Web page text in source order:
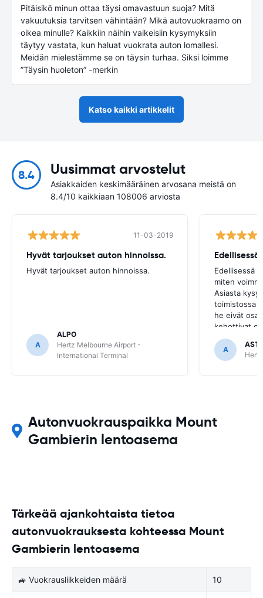
Pitäisikö minun ottaa täysi omavastuun suoja? Mitä
vakuutuksia tarvitsen vähintään? Mikä autovuokraamo on
oikea minulle? Kaikkiin näihin vaikeisiin kysymyksiin
täytyy vastata, kun haluat vuokrata auton lomallesi.
Meidän mielestämme se on täysin turhaa. Siksi loimme
”Täysin huoleton” -merkin
Katso kaikki artikkelit
8.4 Uusimmat arvostelut
Asiakkaiden keskimääräinen arvosana meistä on
8.4/10 kaikkiaan 108006 arviosta
11-03-2019
Hyvät tarjoukset auton hinnoissa.
Hyvät tarjoukset auton hinnoissa.
A
ALPO
Hertz Melbourne Airport -
International Terminal
Edellisessä
miten
Asiasta
toimistossa
he eivät
kehottivat
josta auto
A
Autonvuokrauspaikka Mount
Gambierin lentoasema
Tärkeää ajankohtaista tietoa
autonvuokrauksesta kohteessa Mount
Gambierin lentoasema
🚙 Vuokrausliikkeiden määrä 10